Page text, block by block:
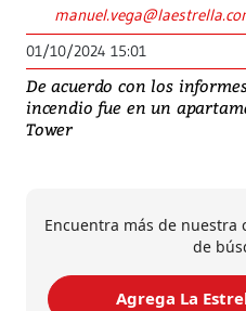
01/10/2024 15:01
De acuerdo con los
incendio fue en un
Tower
Encuentra más de
de
Agrega La